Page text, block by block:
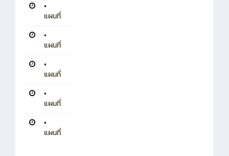
•
แผนที่
•
แผนที่
•
แผนที่
•
แผนที่
•
แผนที่